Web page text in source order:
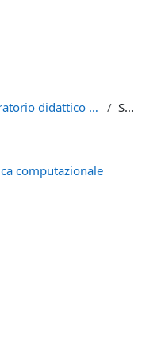
Laboratorio didattico di matematica computazionale... Summary
computazionale